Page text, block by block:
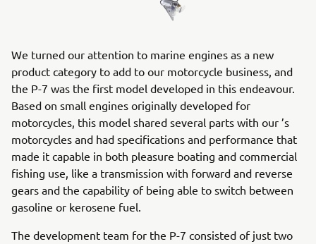
We turned our attention to marine engines as a new
product category to add to our motorcycle business, and
the P-7 was the first model developed in this endeavour.
Based on small engines originally developed for
motorcycles, this model shared several parts with our ’s
motorcycles and had specifications and performance that
made it capable in both pleasure boating and commercial
fishing use, like a transmission with forward and reverse
gears and the capability of being able to switch between
gasoline or kerosene fuel.
The development team for the P-7 consisted of just two